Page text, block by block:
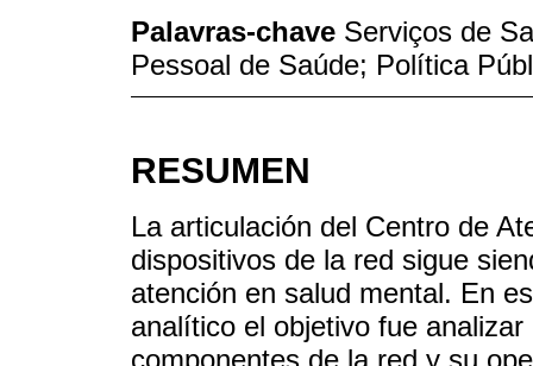
Palavras-chave Serviços de
Pessoal de Saúde; Política
RESUMEN
La articulación del Centro de
dispositivos de la red sigue
atención en salud mental. En
analítico el objetivo fue